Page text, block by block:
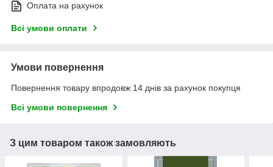
Оплата на рахунок
Всі умови оплати
Умови повернення
Повернення товару впродовж 14 днів за рахунок покупця
Всі умови повернення
З цим товаром також замовляють